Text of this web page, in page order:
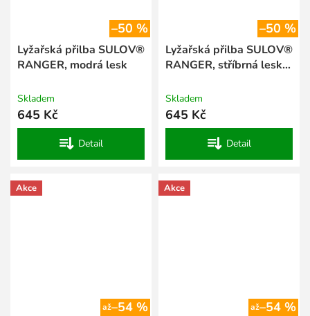
–50 %
Lyžařská přilba SULOV®
RANGER, modrá lesk
Skladem
645 Kč
Detail
–50 %
Lyžařská přilba SULOV®
RANGER, stříbrná lesk-
Skladem
645 Kč
Detail
Akce
až–54 %
Akce
až–54 %